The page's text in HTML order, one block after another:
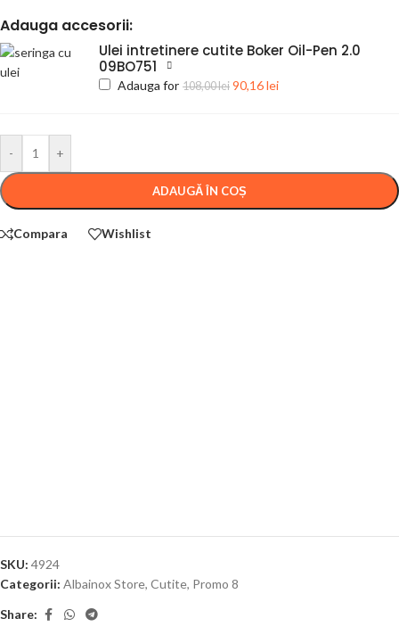
Adauga accesorii:
Ulei intretinere cutite Boker Oil-Pen 2.0
09BO751
Adauga for 108,00lei 90,16lei
- +
ADAUGĂ ÎN COȘ
Compara Wishlist
SKU: 4924
Categorii: Albainox Store, Cutite, Promo 8
Share: